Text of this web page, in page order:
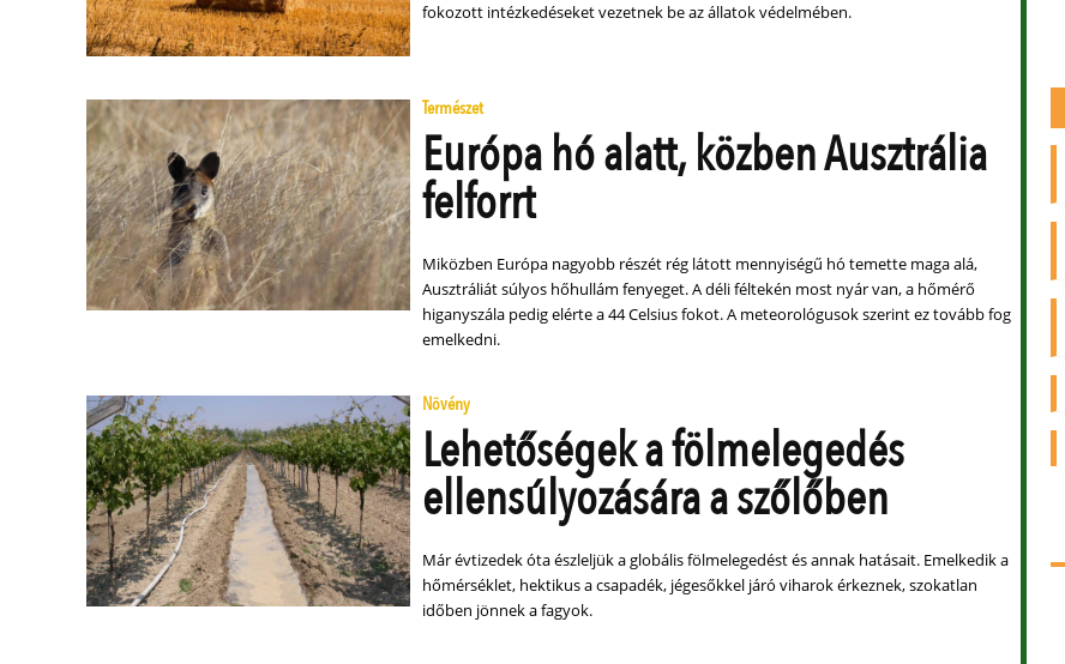
fokozott intézkedéseket vezetnek be az állatok védelmében.
Természet
Európa hó alatt, közben Ausztrália
felforrt
Miközben Európa nagyobb részét rég látott mennyiségű hó temette maga alá,
Ausztráliát súlyos hőhullám fenyeget. A déli féltekén most nyár van, a hőmérő
higanyszála pedig elérte a 44 Celsius fokot. A meteorológusok szerint ez tovább fog
emelkedni.
Növény
Lehetőségek a fölmelegedés
ellensúlyozására a szőlőben
Már évtizedek óta észleljük a globális fölmelegedést és annak hatásait. Emelkedik a
hőmérséklet, hektikus a csapadék, jégesőkkel járó viharok érkeznek, szokatlan
időben jönnek a fagyok.